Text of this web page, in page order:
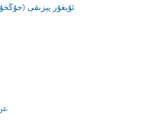
ئۇيغۇر يېزىقى